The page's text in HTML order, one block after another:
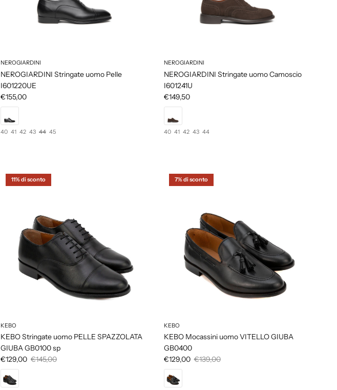
NEROGIARDINI
NEROGIARDINI Stringate uomo Pelle
I601220UE
€155,00
40 41 42 43 44 45
NEROGIARDINI
NEROGIARDINI Stringate uomo Camoscio
I601241U
€149,50
40 41 42 43 44
11% di sconto
KEBO
KEBO Stringate uomo PELLE SPAZZOLATA
GIUBA GB0100 sp
€129,00 €145,00
7% di sconto
KEBO
KEBO Mocassini uomo VITELLO GIUBA
GB0400
€129,00 €139,00